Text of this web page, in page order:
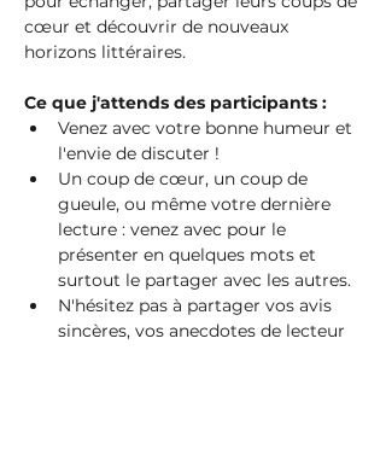
cœur et découvrir de nouveaux
horizons littéraires.
Ce que j'attends des participants :
Venez avec votre bonne humeur et
l'envie de discuter !
Un coup de cœur, un coup de
gueule, ou même votre dernière
lecture : venez avec pour le
présenter en quelques mots et
surtout le partager avec les autres.
N'hésitez pas à partager vos avis
sincères, vos anecdotes de lecteur